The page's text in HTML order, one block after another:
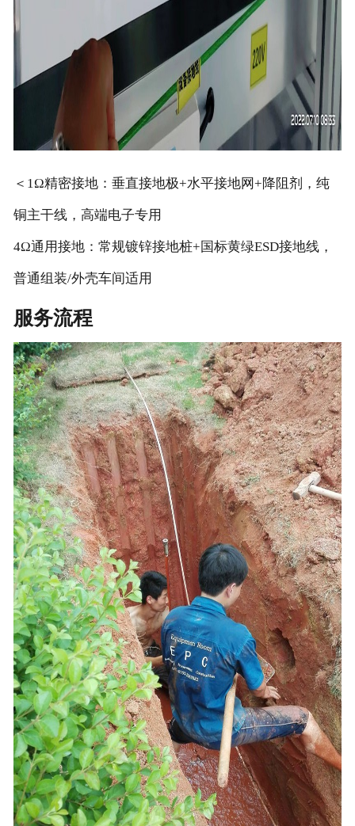
＜1Ω精密接地：垂直接地极+水平接地网+降阻剂，纯
铜主干线，高端电子专用
4Ω通用接地：常规镀锌接地桩+国标黄绿ESD接地线，
普通组装/外壳车间适用
服务流程